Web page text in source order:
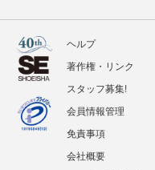
ヘルプ
著作権・リンク
スタッフ募集!
会員情報管理
免責事項
会社概要